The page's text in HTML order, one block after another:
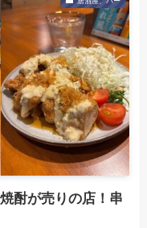
酎が売りの店！串